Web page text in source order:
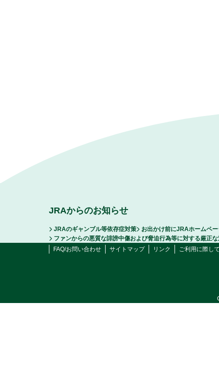
JRAからのお知らせ
JRAのギャンブル等依存症対策
お出かけ前にJRAホームペ
ファンからの悪質な誹謗中傷および脅迫行為等に対する厳正
FAQ/お問い合わせ
サイトマップ リンク ご利用に際し